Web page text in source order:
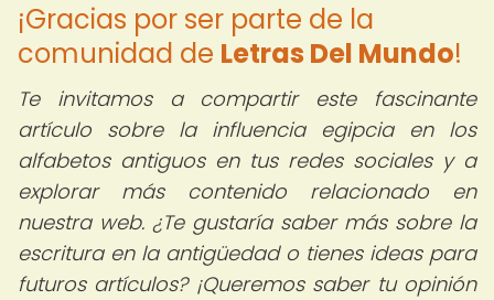
¡Gracias por ser parte de la
comunidad de Letras Del Mundo!
Te invitamos a compartir este fascinante
artículo sobre la influencia egipcia en los
alfabetos antiguos en tus redes sociales y a
explorar más contenido relacionado en
nuestra web. ¿Te gustaría saber más sobre la
escritura en la antigüedad o tienes ideas para
futuros artículos? ¡Queremos saber tu opinión